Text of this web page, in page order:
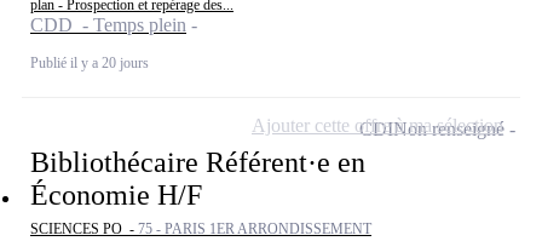
plan - Prospection et repérage des...
CDD - Temps plein
Publié il y a 20 jours
Bibliothécaire Référent·e en
Économie H/F
SCIENCES PO - 75 - PARIS 1ER ARRONDISSEMENT
CDINon renseigné
Ajouter cette offre à ma sélection